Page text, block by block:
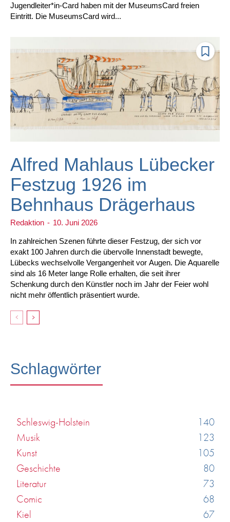
Jugendleiter*in-Card haben mit der MuseumsCard freien
Eintritt. Die MuseumsCard wird...
Alfred Mahlaus Lübecker
Festzug 1926 im
Behnhaus Drägerhaus
Redaktion - 10. Juni 2026
In zahlreichen Szenen führte dieser Festzug, der sich vor
exakt 100 Jahren durch die übervolle Innenstadt bewegte,
Lübecks wechselvolle Vergangenheit vor Augen. Die Aquarelle
sind als 16 Meter lange Rolle erhalten, die seit ihrer
Schenkung durch den Künstler noch im Jahr der Feier wohl
nicht mehr öffentlich präsentiert wurde.
Schlagwörter
Schleswig-Holstein
140
Musik
123
Kunst
105
Geschichte
80
Literatur
73
Comic
68
Kiel
67